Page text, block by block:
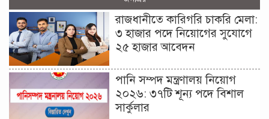
রাজধানীতে কারিগরি চাকরি মেলা:
৩ হাজার পদে নিয়োগের সুযোগে
২৫ হাজার আবেদন
পানি সম্পদ মন্ত্রণালয় নিয়োগ
২০২৬: ৩৭টি শূন্য পদে বিশাল
সার্কুলার